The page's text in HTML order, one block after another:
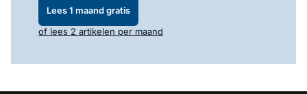
Lees 1 maand gratis
of lees 2 artikelen per maand